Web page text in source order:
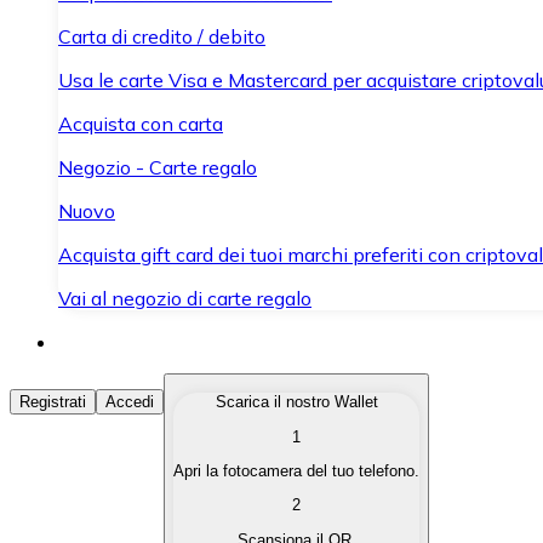
Carta di credito / debito
Usa le carte Visa e Mastercard per acquistare
Acquista con carta
Negozio - Carte regalo
Nuovo
Acquista gift card dei tuoi marchi preferiti con
Vai al negozio di carte regalo
Acquista Criptovalute
Acquista le criptovalute che ti interessano in modo
Converti le tue criptovalute in valuta fiat quando ne hai
Registrati Accedi
Scarica il nostro Wallet
1
Apri la fotocamera del tuo telefono.
2